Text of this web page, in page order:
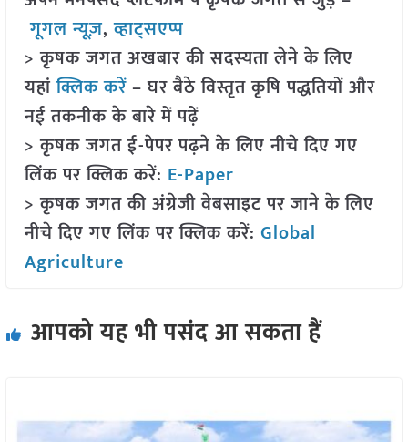
गूगल न्यूज़,व्हाट्सएप्प
> कृषक जगत अखबार की सदस्यता लेने के लिए
यहांक्लिक करें– घर बैठे विस्तृत कृषि पद्धतियों और
नई तकनीक के बारे में पढ़ें
> कृषक जगत ई-पेपर पढ़ने के लिए नीचे दिए गए
लिंक पर क्लिक करें: E-Paper
> कृषक जगत की अंग्रेजी वेबसाइट पर जाने के लिए
नीचे दिए गए लिंक पर क्लिक करें: Global
Agriculture
आपको यह भी पसंद आ सकता हैं